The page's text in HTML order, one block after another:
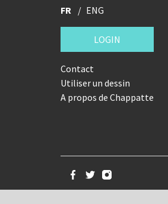
FR ENG
LOGIN
Contact
Utiliser un dessin
A propos de Chappatte